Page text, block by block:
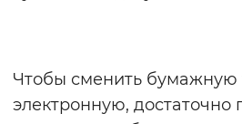
Воспроизвести
Чтобы сменить бумажную
электронную, достаточно